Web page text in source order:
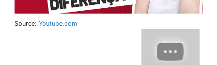
Source: Youtube.com